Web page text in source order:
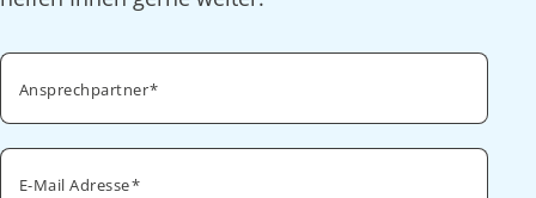
Ansprechpartner
E-Mail Adresse